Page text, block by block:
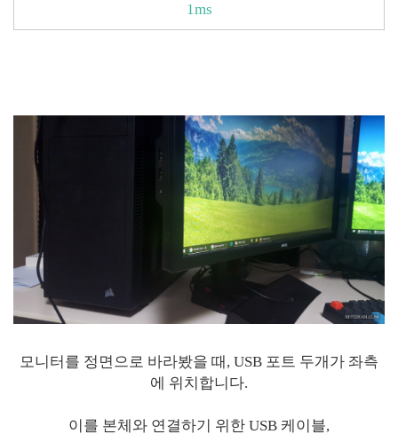
1ms
모니터를 정면으로 바라봤을 때, USB 포트 두개가 좌측
에 위치합니다.
이를 본체와 연결하기 위한 USB 케이블,